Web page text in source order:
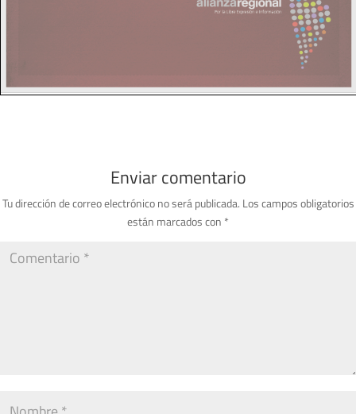
Enviar comentario
Tu dirección de correo electrónico no será publicada. Los campos obligatorios
están marcados con *